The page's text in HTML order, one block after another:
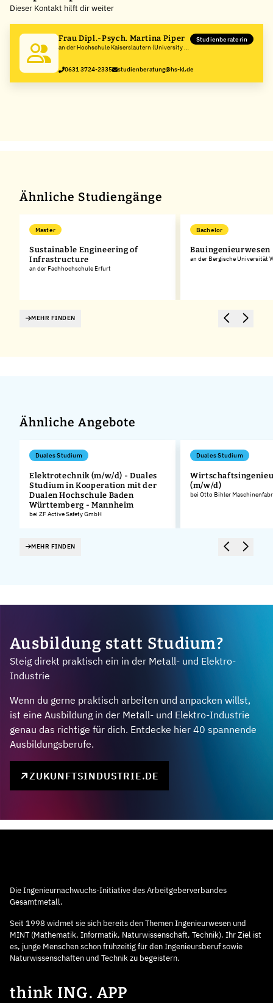
−
Dieser Kontakt hilft dir weiter
Frau Dipl.-Psych. Martina Piper
an der Hochschule Kaiserslautern (University of
Studienberaterin
0631 3724-2335 studienberatung@hs-kl.de
Ähnliche Studiengänge
Master
Sustainable Engineering of
Infrastructure
an der Fachhochschule Erfurt
Bachelor
Bauingenieurwesen
an der Bergische Universität
MEHR FINDEN
Ähnliche Angebote
Duales Studium
Elektrotechnik (m/w/d) - Duales
Studium in Kooperation mit der
Dualen Hochschule Baden
Württemberg - Mannheim
bei ZF Active Safety GmbH
Duales Studium
(m/w/d)
bei Otto Bihler
MEHR FINDEN
Ausbildung statt Studium?
Steig direkt praktisch ein in der Metall- und Elektro-
Industrie
Wenn du gerne praktisch arbeiten und anpacken willst,
ist eine Ausbildung in der Metall- und Elektro-Industrie
genau das richtige für dich. Entdecke hier 40 spannende
Ausbildungsberufe.
ZUKUNFTSINDUSTRIE.DE
Die Ingenieurnachwuchs-Initiative des Arbeitgeberverbandes
Gesamtmetall.
Seit 1998 widmet sie sich bereits den Themen Ingenieurwesen und
MINT (Mathematik, Informatik, Naturwissenschaft, Technik). Ihr Ziel ist
es, junge Menschen schon frühzeitig für den Ingenieursberuf sowie
Naturwissenschaften und Technik zu begeistern.
think ING. APP